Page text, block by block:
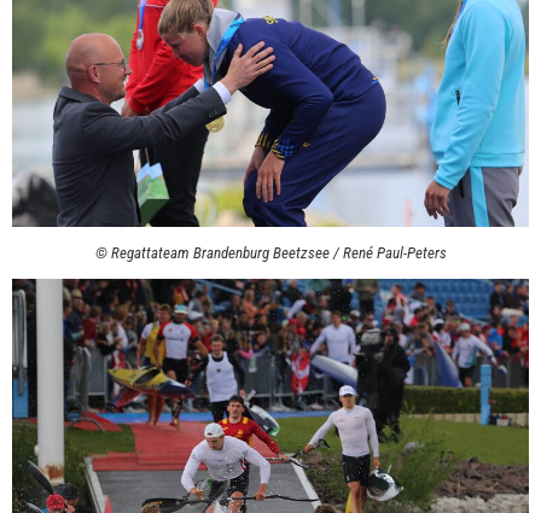
© Regattateam Brandenburg Beetzsee / René Paul-Peters